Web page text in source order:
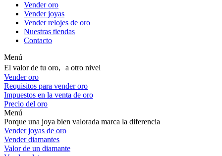
Vender oro
Vender joyas
Vender relojes de oro
Nuestras tiendas
Contacto
Menú
El valor de tu oro, a otro nivel
Vender oro
Requisitos para vender oro
Impuestos en la venta de oro
Precio del oro
Menú
Porque una joya bien valorada marca la diferencia
Vender joyas de oro
Vender diamantes
Valor de un diamante